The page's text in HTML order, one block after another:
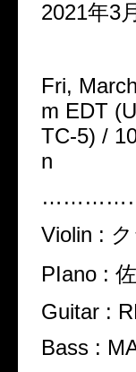
2021年3月
Fri,
m EDT
TC-5) /
n
Violin :
PIano :
Guitar :
Bass :